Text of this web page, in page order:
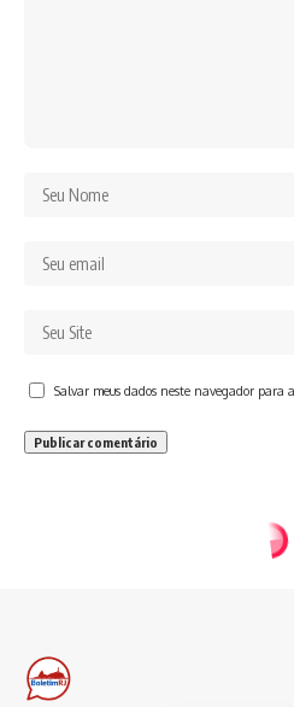
Salvar meus dados neste navegador para